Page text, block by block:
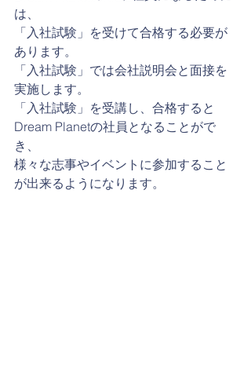
は、
「入社試験」を受けて合格する必要が
あります。
「入社試験」では会社説明会と面接を
実施します。
「入社試験」を受講し、合格すると
Dream Planetの社員となることがで
き、
様々な志事やイベントに参加すること
が出来るようになります。